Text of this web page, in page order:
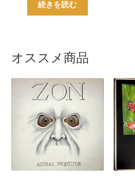
続きを読む
オススメ商品